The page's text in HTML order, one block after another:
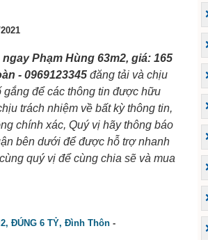
Phạm Hùng 63m2, giá: 165
- 0969123345 đăng tải và chịu
để các thông tin được hữu
trách nhiệm về bất kỳ thông tin,
chính xác, Quý vị hãy thông báo
bên dưới để được hỗ trợ nhanh
quý vị để cùng chia sẽ và mua
ĐÚNG 6 TỶ, Đình Thôn -